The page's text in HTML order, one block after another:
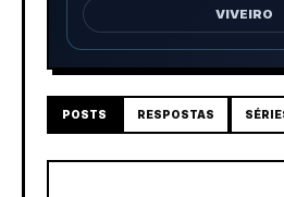
VIVEIRO
POSTS RESPOSTAS